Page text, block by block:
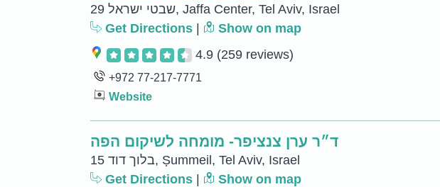
29 שבטי ישראל, Jaffa Center, Tel Aviv, Israel
Get Directions
Show on map
4.9 (259 reviews)
+972 77-217-7771
Website
ד״ר ערן צנציפר- מומחה לשיקום הפה
15 בלוך דוד, Ṣummeil, Tel Aviv, Israel
Get Directions
Show on map